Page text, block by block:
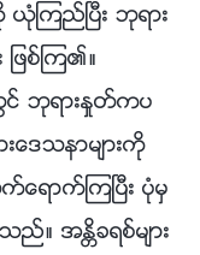
ၾကည္ၿပီး ဘုရား
စ္ၾက၏။
ရားႏႈတ္ကပ
ေဒသနာမ်ားကို
ေရာက္ၾကၿပီး ပုံမွ
ည္။ အႏၲိခရစ္မ်ား